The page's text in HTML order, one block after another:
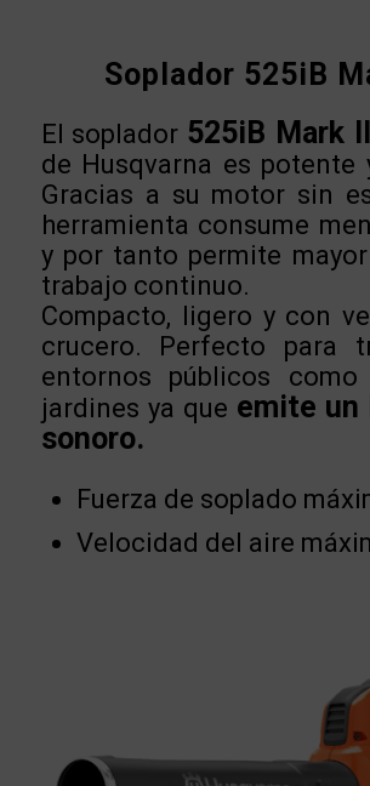
Soplador 525iB
El soplador 525iB Mark
de Husqvarna es potente
Gracias a su motor sin
herramienta consume
y por tanto permite
trabajo continuo.
Compacto, ligero y con
crucero. Perfecto para
entornos públicos como
jardines ya que emite un
sonoro.
Fuerza de soplado
Velocidad del aire